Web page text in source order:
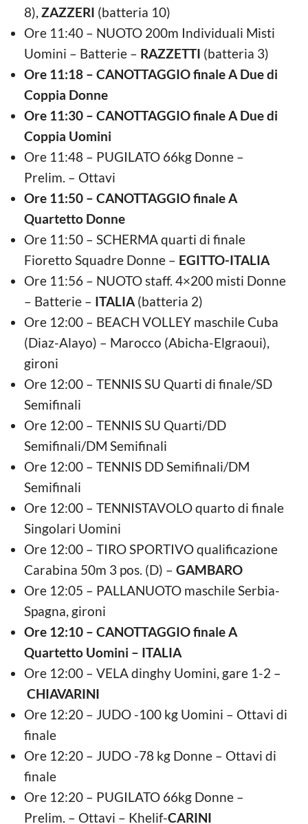
8), ZAZZERI (batteria 10)
Ore 11:40 – NUOTO 200m Individuali Misti
Uomini – Batterie – RAZZETTI (batteria 3)
Ore 11:18 – CANOTTAGGIO finale A Due di
Coppia Donne
Ore 11:30 – CANOTTAGGIO finale A Due di
Coppia Uomini
Ore 11:48 – PUGILATO 66kg Donne –
Prelim. – Ottavi
Ore 11:50 – CANOTTAGGIO finale A
Quartetto Donne
Ore 11:50 – SCHERMA quarti di finale
Fioretto Squadre Donne – EGITTO-ITALIA
Ore 11:56 – NUOTO staff. 4×200 misti Donne
– Batterie – ITALIA (batteria 2)
Ore 12:00 – BEACH VOLLEY maschile Cuba
(Diaz-Alayo) – Marocco (Abicha-Elgraoui),
gironi
Ore 12:00 – TENNIS SU Quarti di finale/SD
Semifinali
Ore 12:00 – TENNIS SU Quarti/DD
Semifinali/DM Semifinali
Ore 12:00 – TENNIS DD Semifinali/DM
Semifinali
Ore 12:00 – TENNISTAVOLO quarto di finale
Singolari Uomini
Ore 12:00 – TIRO SPORTIVO qualificazione
Carabina 50m 3 pos. (D) – GAMBARO
Ore 12:05 – PALLANUOTO maschile Serbia-
Spagna, gironi
Ore 12:10 – CANOTTAGGIO finale A
Quartetto Uomini – ITALIA
Ore 12:00 – VELA dinghy Uomini, gare 1-2 –
CHIAVARINI
Ore 12:20 – JUDO -100 kg Uomini – Ottavi di
finale
Ore 12:20 – JUDO -78 kg Donne – Ottavi di
finale
Ore 12:20 – PUGILATO 66kg Donne –
Prelim. – Ottavi – Khelif-CARINI